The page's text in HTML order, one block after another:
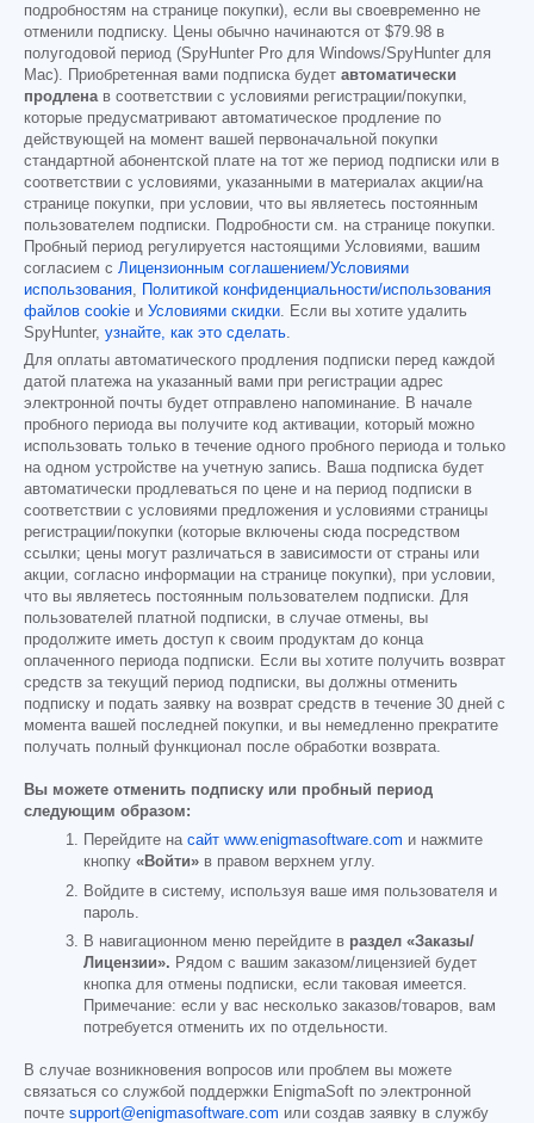
подробностям на странице покупки), если вы своевременно не
отменили подписку. Цены обычно начинаются от $79.98 в
полугодовой период (SpyHunter Pro для Windows/SpyHunter для
Mac). Приобретенная вами подписка будет автоматически
продленав соответствии с условиями регистрации/покупки,
которые предусматривают автоматическое продление по
действующей на момент вашей первоначальной покупки
стандартной абонентской плате на тот же период подписки или в
соответствии с условиями, указанными в материалах акции/на
странице покупки, при условии, что вы являетесь постоянным
пользователем подписки. Подробности см. на странице покупки.
Пробный период регулируется настоящими Условиями, вашим
согласием с Лицензионным соглашением/Условиями
использования,
Политикой конфиденциальности/использования
файлов cookie и Условиями скидки. Если вы хотите удалить
SpyHunter, узнайте, как это сделать.
Для оплаты автоматического продления подписки перед каждой
датой платежа на указанный вами при регистрации адрес
электронной почты будет отправлено напоминание. В начале
пробного периода вы получите код активации, который можно
использовать только в течение одного пробного периода и только
на одном устройстве на учетную запись. Ваша подписка будет
автоматически продлеваться по цене и на период подписки в
соответствии с условиями предложения и условиями страницы
регистрации/покупки (которые включены сюда посредством
ссылки; цены могут различаться в зависимости от страны или
акции, согласно информации на странице покупки), при условии,
что вы являетесь постоянным пользователем подписки. Для
пользователей платной подписки, в случае отмены, вы
продолжите иметь доступ к своим продуктам до конца
оплаченного периода подписки. Если вы хотите получить возврат
средств за текущий период подписки, вы должны отменить
подписку и подать заявку на возврат средств в течение 30 дней с
момента вашей последней покупки, и вы немедленно прекратите
получать полный функционал после обработки возврата.
Вы можете отменить подписку или пробный период
следующим образом:
Перейдите на сайт www.enigmasoftware.com и нажмите
кнопку «Войти» в правом верхнем углу.
Войдите в систему, используя ваше имя пользователя и
пароль.
В навигационном меню перейдите в раздел «Заказы/
Лицензии». Рядом с вашим заказом/лицензией будет
кнопка для отмены подписки, если таковая имеется.
Примечание: если у вас несколько заказов/товаров, вам
потребуется отменить их по отдельности.
В случае возникновения вопросов или проблем вы можете
связаться со службой поддержки EnigmaSoft по электронной
почте support@enigmasoftware.com или создав заявку в службу